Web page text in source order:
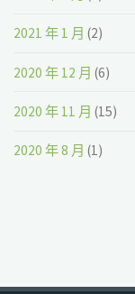
2021 年 1 月 (2)
2020 年 12 月 (6)
2020 年 11 月 (15)
2020 年 8 月 (1)